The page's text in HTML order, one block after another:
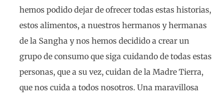
hemos podido dejar de ofrecer todas estas historias,
estos alimentos, a nuestros hermanos y hermanas
de la Sangha y nos hemos decidido a crear un
grupo de consumo que siga cuidando de todas estas
personas, que a su vez, cuidan de la Madre Tierra,
que nos cuida a todos nosotros. Una maravillosa